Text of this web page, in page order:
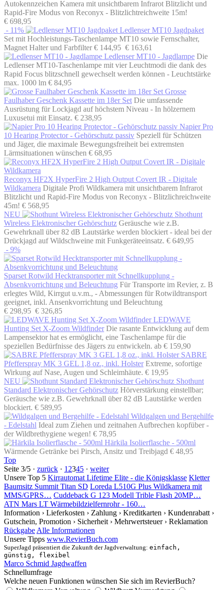
Autokennzeichen Kamera mit unsichtbarem Infrarot Blitzlicht und
Rapid-Fire Modus von Reconyx - Blitzlichtreichweite 15m!
€ 698,95
- 11%
Ledlenser MT10 Jagdpaket
Set mit Hochleistungs-Taschenlampe MT10 sowie Fernschalter,
Magnet Halter und Farbfilter € 144,95 € 163,61
Ledlenser MT10 - Jagdlampe Die
Ledlenser MT10-Taschenlampe mit vier Leuchtmodi die dank des
Rapid Focus blitzschnell gewechselt werden können - Leuchtstärke
max. 1000 lm € 84,95
Grosse
Faulhaber Geschenk Kassette im 18er Set Die umfassende
Ausrüstung für Lockjagd auf höchstem Niveau - In hölzernem
Luxusetui mit Einsatz. € 238,95
Napier Pro
10 Hearing Protector - Gehörschutz passiv Speziell für Schützen
und Jäger, die maximale Bewegungsfreiheit bei extremsten
Lärmsituationen wünschen € 68,95
Reconyx HF2X HyperFire 2 High Output Covert IR - Digitale
Wildkamera Digitale Profi Wildkamera mit unsichtbarem Infrarot
Blitzlicht und Rapid-Fire Modus von Reconyx - Blitzlichreichweite
45m! € 568,95
NEU
Shothunt
Wireless Elektronischer Gehörschutz Geräusche wie z.B.
Gewehrknall über 82 dB Lautstärke werden blockiert - ideal bei der
Drückjagd auf Wildschweine mit Funkgeräteeinsatz. € 649,95
- 9%
Sparset Rotwild Hecktransporter mit Schnellkupplung -
Absenkvorrichtung und Beleuchtung Für Transporte im Revier, z. B
erlegtes Wild, Kirrgut u.v.m., - Abmessungen für Rotwildtransport
geeignet, inkl. Ansenkvorrichtung und Beleuchtung
€ 298,95 € 326,85
LEDWAVE
Hunting Set X-Zoom Wildfinder Die rasante Entwicklung auf dem
Lampensektor hat es ermöglicht, eine Taschenlampe für die
speziellen Bedürfnisse des Jägers zu entwickeln. ab € 159,90
SABRE
Pfefferspray MK 3 GEL 1,8 oz., inkl. Holster Extreme, sofortige
Wirkung auf Nase, Augen und Schleimhäute. € 19,95
NEU
Shothunt
Standard Elektronischer Gehörschutz Hörverstärkung einstellbar;
Geräusche wie z.B. Gewehrknall über 82 dB Lautstärke werden
blockiert. € 589,95
Wildgalgen und Bergehilfe
- Edelstahl Ideal zum Ziehen und zeitnahen Aufbrechen kopfüber -
der Wildbrethygiene wegen! € 78,95
Härkila Isolierflasche - 500ml
Wärmende Getränke bei Pirsch, Ansitz und Treibjagd € 48,95
Top
Seite 3/5 · zurück · 1 2345 · weiter
Unsere Top 5 Kirrautomat Lifetime Elite - die Königsklasse Kletter
Baumsitz Summit Titan SD Loreda L510G Plus Wildkamera mit
MMS/GPRS… Cuddeback G 123 Modell Trible Flash 20MP…
ATN Mars LT Wärmebildzielfernrohr - 160…
Information › Lieferkosten › Zahlung › Kreditkarten › Kundenrabatt ›
Gutschein, Promotion › Sicherheit › Mehrwertsteuer › Reklamation
Rückgabe Alle Informationen
Unsere Tipps www.RevierBuch.com
SuperJagd präsentiert die Zukunft der Jagdverwaltung: einfach,
günstig, flexibel
Marco Schmid Jagdwaffen
Schnellumfrage
Welche neuen Funktionen wünschen Sie sich im RevierBuch?